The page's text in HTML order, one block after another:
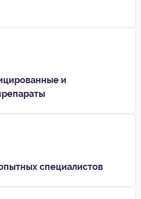
и
специалистов